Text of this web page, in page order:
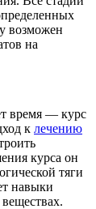
возможен
на
время — курс
к лечению
курса он
тяги
навыки